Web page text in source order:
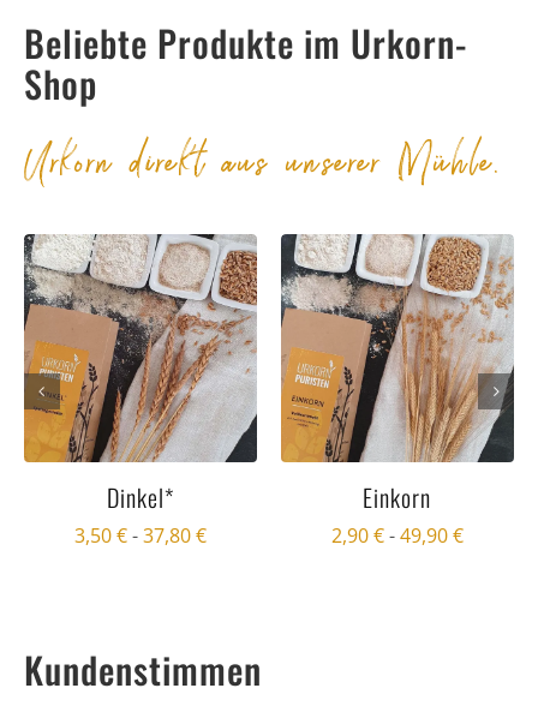
Beliebte Produkte im Urkorn-
Shop
Urkorn direkt aus unserer Mühle.
Dinkel*
3,50€-37,80€
Einkorn
2,90€-49,90€
Kundenstimmen